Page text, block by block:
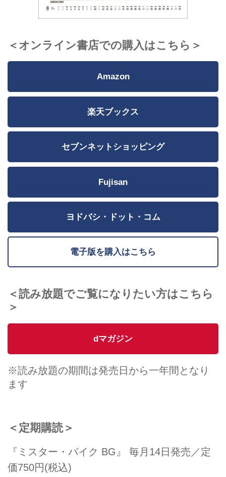
＜オンライン書店での購入はこちら＞
Amazon
楽天ブックス
セブンネットショッピング
Fujisan
ヨドバシ・ドット・コム
電子版を購入はこちら
＜読み放題でご覧になりたい方はこちら
＞
dマガジン
※読み放題の期間は発売日から一年間となり
ます
＜定期購読＞
『ミスター・バイク BG』 毎月14日発売／定
価750円(税込)